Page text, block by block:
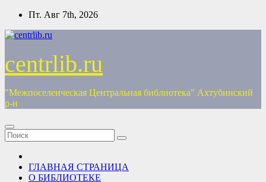
Перейти
содержимому
Пт. Авг 7th, 2026
centrlib.ru
"Межпоселенческая Центральная библиотека" Ахтубинский
р-н
ГЛАВНАЯ СТРАНИЦА
О БИБЛИОТЕКЕ